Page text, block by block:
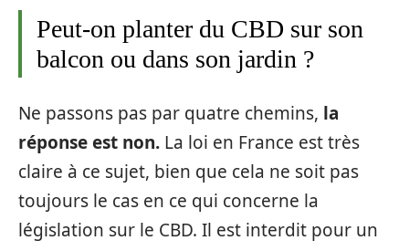
Peut-on planter du CBD sur son
balcon ou dans son jardin ?
Ne passons pas par quatre chemins, la
réponse est non. La loi en France est très
claire à ce sujet, bien que cela ne soit pas
toujours le cas en ce qui concerne la
législation sur le CBD. Il est interdit pour un